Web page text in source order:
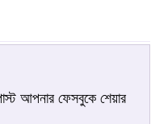
আপনার ফেসবুকে শেয়ার